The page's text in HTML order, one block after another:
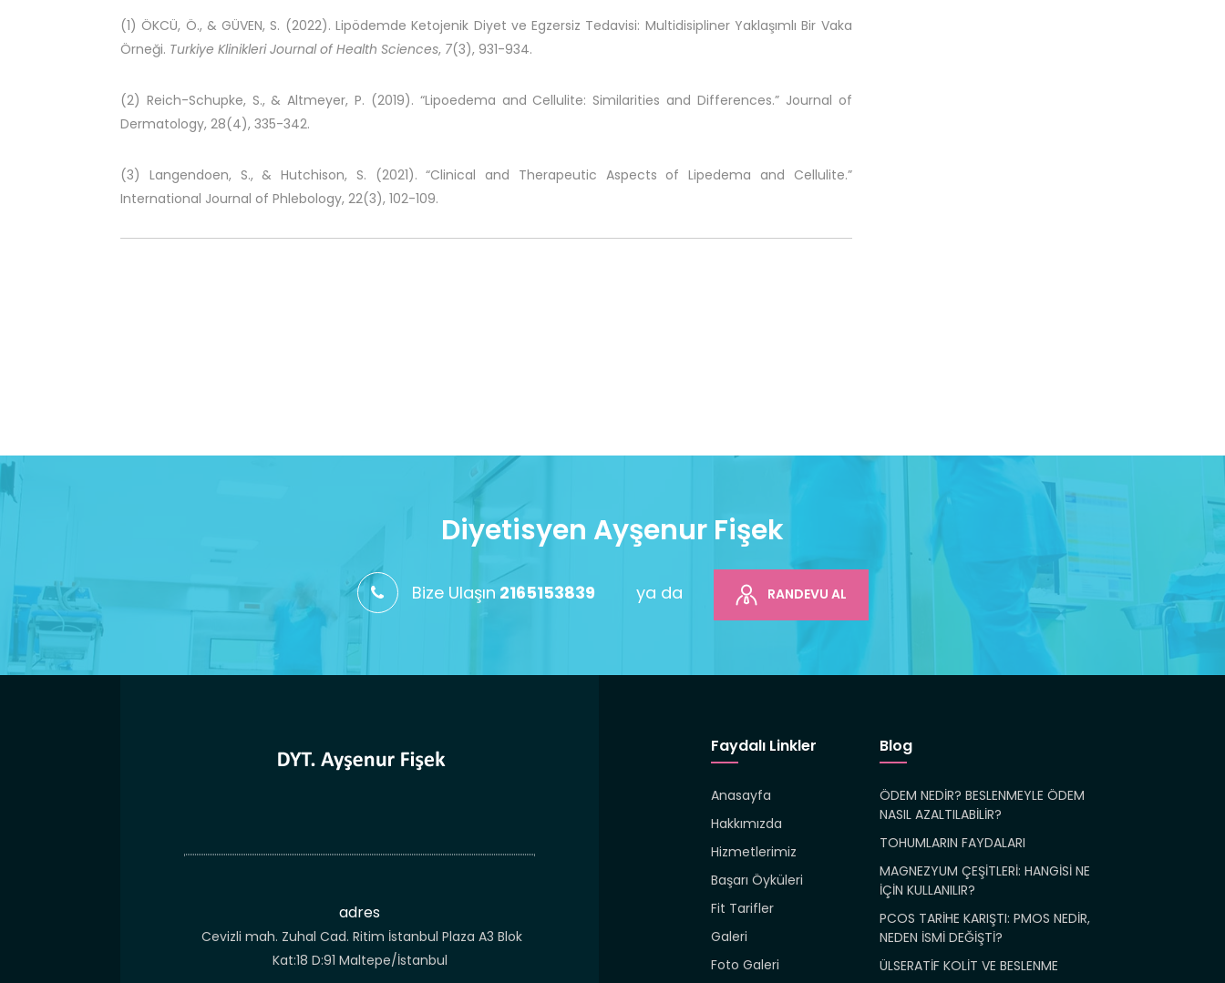
(1) ÖKCÜ, Ö., & GÜVEN, S. (2022). Lipödemde Ketojenik Diyet ve Egzersiz Tedavisi: Multidisipliner Yaklaşımlı Bir Vaka
Örneği. Turkiye Klinikleri Journal of Health Sciences, 7(3), 931-934.
(2) Reich-Schupke, S., & Altmeyer, P. (2019). “Lipoedema and Cellulite: Similarities and Differences.” Journal of
Dermatology, 28(4), 335-342.
(3) Langendoen, S., & Hutchison, S. (2021). “Clinical and Therapeutic Aspects of Lipedema and Cellulite.”
International Journal of Phlebology, 22(3), 102-109.
Diyetisyen Ayşenur Fişek
Bize Ulaşın 2165153839 ya da RANDEVU AL
adres
Cevizli mah. Zuhal Cad. Ritim İstanbul Plaza A3 Blok
Kat:18 D:91 Maltepe/İstanbul
Faydalı Linkler
Anasayfa
Hakkımızda
Hizmetlerimiz
Başarı Öyküleri
Fit Tarifler
Galeri
Foto Galeri
Blog
ÖDEM NEDİR? BESLENMEYLE ÖDEM
NASIL AZALTILABİLİR?
TOHUMLARIN FAYDALARI
MAGNEZYUM ÇEŞİTLERİ: HANGİSİ NE
İÇİN KULLANILIR?
PCOS TARİHE KARIŞTI: PMOS NEDİR,
NEDEN İSMİ DEĞİŞTİ?
ÜLSERATİF KOLİT VE BESLENME